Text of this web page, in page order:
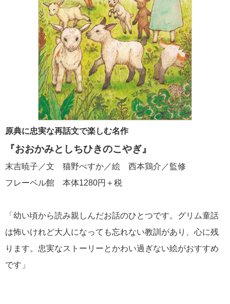
原典に忠実な再話文で楽しむ名作
『おおかみとしちひきのこやぎ』
末吉暁子／文 猫野ぺすか／絵 西本鶏介／監修
フレーベル館 本体1280円＋税
「幼い頃から読み親しんだお話のひとつです。グリム童話
は怖いけれど大人になっても忘れない教訓があり、心に残
ります。忠実なストーリーとかわい過ぎない絵がおすすめ
です」